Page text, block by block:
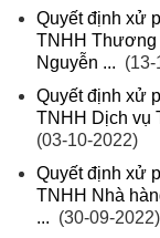
Quyết định xử
TNHH Thương
Nguyễn ... (13-
Quyết định xử
TNHH Dịch vụ
(03-10-2022)
Quyết định xử
TNHH Nhà
... (30-09-2022)